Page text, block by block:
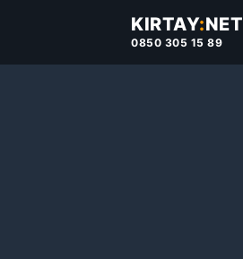
KIRTAY:NET
0850 305 15 89